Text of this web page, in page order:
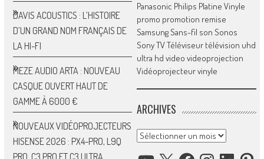
DAVIS ACOUSTICS : L’HISTOIRE
D’UN GRAND NOM FRANÇAIS DE
LA HI-FI
MEZE AUDIO ARTA : NOUVEAU
CASQUE OUVERT HAUT DE
GAMME À 6000 €
NOUVEAUX VIDÉOPROJECTEURS
HISENSE 2026 : PX4-PRO, L9Q
Panasonic Philips Platine Vinyle
promo promotion remise
SamsungSans-fil son Sonos
SonyTVTéléviseur télévision uhd
ultra hd video videoprojection
Vidéoprojecteurvinyle
ARCHIVES
Archives
YOUTUBE INSTAGRAM